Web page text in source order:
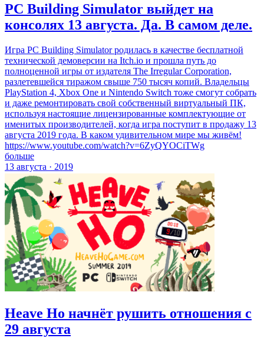
PC Building Simulator выйдет на
консолях 13 августа. Да. В самом деле.
Игра PC Building Simulator родилась в качестве бесплатной
технической демоверсии на Itch.io и прошла путь до
полноценной игры от издателя The Irregular Corporation,
разлетевшейся тиражом свыше 750 тысяч копий. Владельцы
PlayStation 4, Xbox One и Nintendo Switch тоже смогут собрать
и даже ремонтировать свой собственный виртуальный ПК,
используя настоящие лицензированные комплектующие от
именитых производителей, когда игра поступит в продажу 13
августа 2019 года. В каком удивительном мире мы живём!
https://www.youtube.com/watch?v=6ZyQYOCiTWg
больше
13 августа · 2019
Heave Ho начнёт рушить отношения с
29 августа